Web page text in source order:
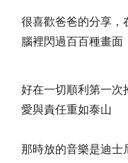
很喜歡爸爸的分享，
腦裡閃過百百種畫面
好在一切順利第一次
愛與責任重如泰山
那時放的音樂是迪